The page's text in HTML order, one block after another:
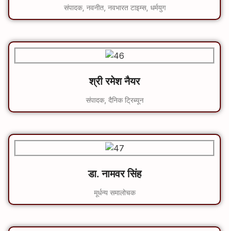
संपादक, नवनीत, नवभारत टाइम्स, धर्मयुग
श्री रमेश नैयर
संपादक, दैनिक ट्रिब्यून
डा. नामवर सिंह
मूर्धन्य समालोचक